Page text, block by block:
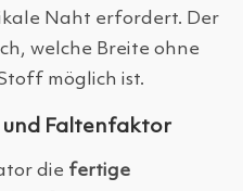
Naht erfordert. Der
welche Breite ohne
möglich ist.
Faltenfaktor
die fertige